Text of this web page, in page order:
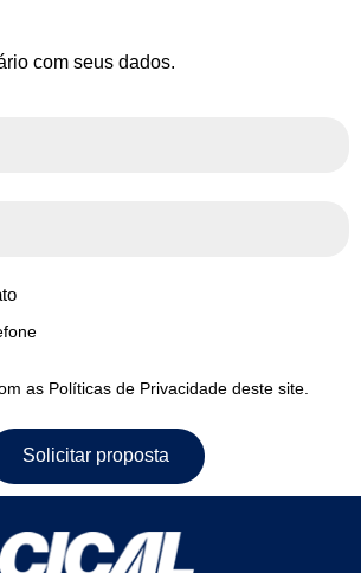
com seus dados.
as Políticas de Privacidade deste site.
Solicitar proposta